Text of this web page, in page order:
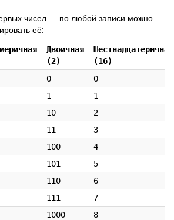
чисел — по любой записи можно
её:
Двоичная
(2)
Шестнадцатеричная
(16)
0
0
1
1
10
2
11
3
100
4
101
5
110
6
111
7
1000
8